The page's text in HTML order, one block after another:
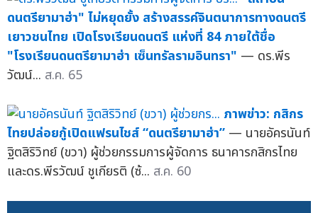
ดนตรียามาฮ่า" ไม่หยุดยั้ง สร้างสรรค์จินตนาการทางดนตรี
เยาวชนไทย เปิดโรงเรียนดนตรี แห่งที่ 84 ภายใต้ชื่อ
"โรงเรียนดนตรียามาฮ่า เซ็นทรัลรามอินทรา" — ดร.พีร
วัฒน์... ส.ค. 65
ภาพข่าว: กสิกร
ไทยปล่อยกู้เปิดแฟรนไชส์ “ดนตรียามาฮ่า” — นายอัครนันท์
ฐิตสิริวิทย์ (ขวา) ผู้ช่วยกรรมการผู้จัดการ ธนาคารกสิกรไทย
และดร.พีรวัฒน์ ชูเกียรติ (ซ้... ส.ค. 60